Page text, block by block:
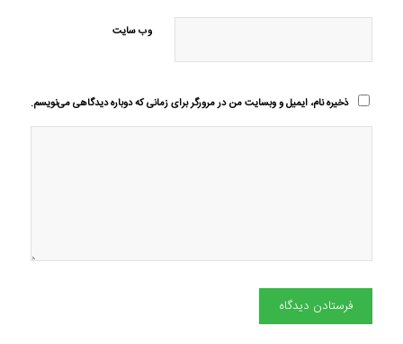
وب‌ سایت
ذخیره نام، ایمیل و وبسایت من در مرورگر برای زمانی که دوباره دیدگاهی می‌نویسم.